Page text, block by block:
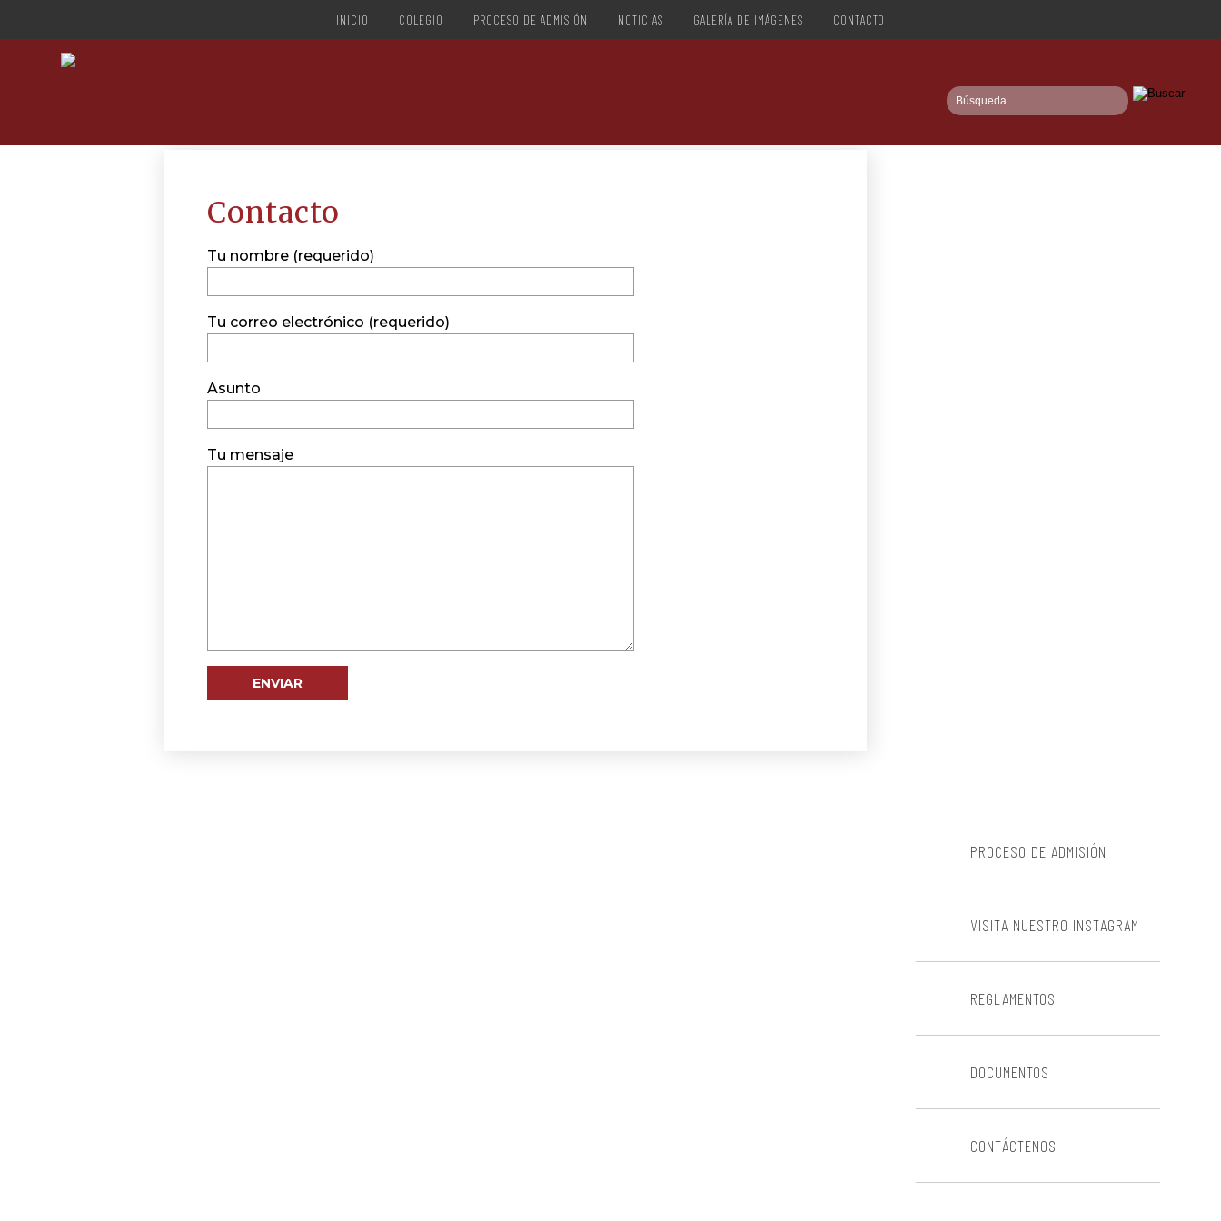
INICIO COLEGIO PROCESO DE ADMISIÓN NOTICIAS GALERÍA DE IMÁGENES CONTACTO
Contacto
Tu nombre (requerido)
Tu correo electrónico (requerido)
Asunto
Tu mensaje
PROCESO DE ADMISIÓN
VISITA NUESTRO INSTAGRAM
REGLAMENTOS
DOCUMENTOS
CONTÁCTENOS